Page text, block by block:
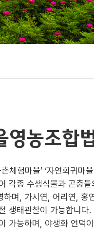
영농조합
촌체험마을’ ‘자연회귀
각종 수생식물과 곤충
하며, 가시연, 어리연,
생태관찰이 가능합니
가능하며, 야생화 언덕